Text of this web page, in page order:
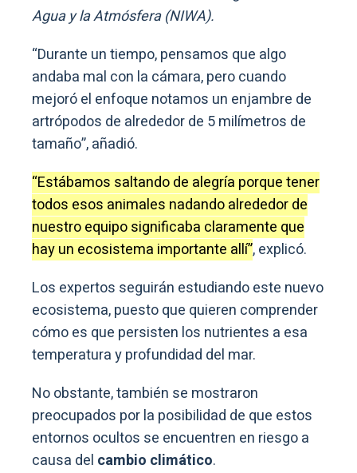
Agua y la Atmósfera (NIWA).
“Durante un tiempo, pensamos que algo
andaba mal con la cámara, pero cuando
mejoró el enfoque notamos un enjambre de
artrópodos de alrededor de 5 milímetros de
tamaño”, añadió.
“Estábamos saltando de alegría porque tener
todos esos animales nadando alrededor de
nuestro equipo significaba claramente que
hay un ecosistema importante allí”, explicó.
Los expertos seguirán estudiando este nuevo
ecosistema, puesto que quieren comprender
cómo es que persisten los nutrientes a esa
temperatura y profundidad del mar.
No obstante, también se mostraron
preocupados por la posibilidad de que estos
entornos ocultos se encuentren en riesgo a
causa del cambio climático.